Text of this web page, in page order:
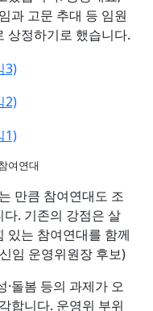
과 고문 추대 등 임원
상정하기로 했습니다.
여연대
만큼 참여연대도 조
. 기존의 강점은 살
있는 참여연대를 함께
임 운영위원장 후보)
·돌봄 등의 과제가 오
합니다. 운영위 부위